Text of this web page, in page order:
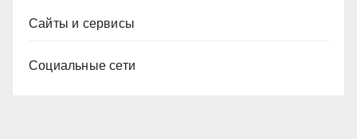
Сайты и сервисы
Социальные сети